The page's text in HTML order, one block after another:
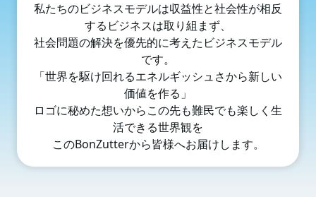
私たちのビジネスモデルは収益性と社会性が相反
するビジネスは取り組まず、
社会問題の解決を優先的に考えたビジネスモデル
です。
「世界を駆け回れるエネルギッシュさから新しい
価値を作る」
ロゴに秘めた想いからこの先も難⺠でも楽しく⽣
活できる世界観を
このBonZutterから皆様へお届けします。